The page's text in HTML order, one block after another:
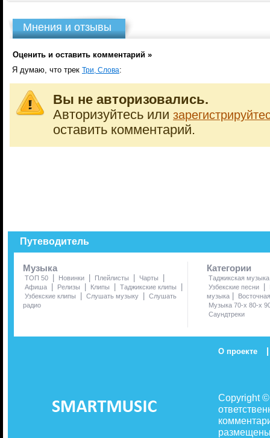
Мнения и отзывы
Оценить и оставить комментарий »
Я думаю, что трек Три, Слова:
Вы не авторизовались.
Авторизуйтесь или
оставить комментарий.
Путеводитель
Музыка
ТОП 50 | Новинки | Плейлисты | Чарты |
Афиша | Релизы | Клипы | Таджикские клипы |
Узбекские клипы | Слушать музыку | Слушать
радио
Категории
Таджикская музыка
Узбекские песни
|
музыка |
Музыка 70-х 80-х
Саундтреки
О проекте |
Copyright
размещены